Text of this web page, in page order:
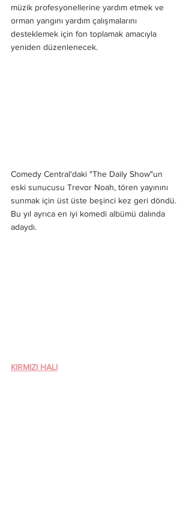
müzik profesyonellerine yardım etmek ve
orman yangını yardım çalışmalarını
desteklemek için fon toplamak amacıyla
yeniden düzenlenecek.
Comedy Central'daki "The Daily Show"un
eski sunucusu Trevor Noah, tören yayınını
sunmak için üst üste beşinci kez geri döndü.
Bu yıl ayrıca en iyi komedi albümü dalında
adaydı.
KIRMIZI HALI